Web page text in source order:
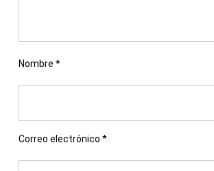
Nombre *
Correo electrónico *